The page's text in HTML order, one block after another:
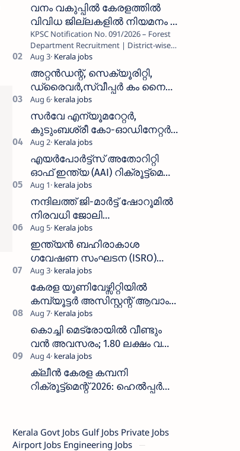
വനം വകുപ്പിൽ കേരളത്തിൽ
വിവിധ ജില്ലകളിൽ നിയമനം _
Forest Department Recruitment |
District-wise Vacancies
KPSC Notification No. 091/2026 – Forest
Department Recruitment | District-wise
Vacancies പത്തനംതിട്ട, ഇടുക്കി,
എറണാകുളം, തൃശൂർ, പാലക്കാട്…
അറ്റൻഡന്റ്, സെക്യൂരിറ്റി,
ഡ്രൈവർ,സ്വീപ്പർ കം നൈറ്റ്
വാച്ച്മാൻ തുടങ്ങി നിരവധി
ഒഴിവുകൾ
സർവേ എന്യൂമറേറ്റർ,
കുടുംബശ്രീ കോ-ഓഡിനേറ്റർ,
ആശ വർക്കർ ഒഴിവുകളിൽ
അപേക്ഷിക്കാം
എയർപോർട്ട്സ് അതോറിറ്റി
ഓഫ് ഇന്ത്യ (AAI) റിക്രൂട്ട്മെന്റ്
2026: 800+ ഒഴിവുകൾ,
അപേക്ഷിക്കാനുള്ള അവസാന
തീയതി സെപ്റ്റംബർ 7
നന്ദിലത്ത് ജി-മാർട്ട് ഷോറൂമിൽ
നിരവധി ജോലി
ഒഴിവുകൾ|Nandilath G-Mart
Showroom vacancies 2026
ഇന്ത്യൻ ബഹിരാകാശ
ഗവേഷണ സംഘടന (ISRO)
ICRB യിൽ ജോലി അവസരം
:ശമ്പളം 25, 500 രൂപ മുതൽ
കേരള യൂണിവേഴ്സിറ്റിയിൽ
കമ്പ്യൂട്ടർ അസിസ്റ്റന്റ് ആവാം
:അവസാന തീയതി: ഓഗസ്റ്റ് 5 ന്
കൊച്ചി മെട്രോയിൽ വീണ്ടും
വൻ അവസരം; 1.80 ലക്ഷം വരെ
ശമ്പളം വാങ്ങാം, യോഗ്യത
അറിയാം
ക്ലീൻ കേരള കമ്പനി
റിക്രൂട്ട്മെന്റ് 2026: ഹെൽപ്പർ
Kerala Govt Jobs Gulf Jobs Private Jobs
Airport Jobs Engineering Jobs